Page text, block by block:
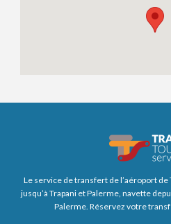
Le service de transfert de l’aéroport
jusqu’à Trapani et Palerme, navette
Palerme. Réservez votre